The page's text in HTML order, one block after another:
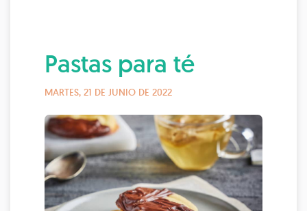
Pastas para té
MARTES, 21 DE JUNIO DE 2022